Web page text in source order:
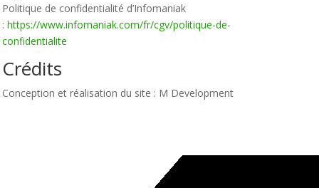
Politique de confidentialité d’Infomaniak
: https://www.infomaniak.com/fr/cgv/politique-de-
confidentialite
Crédits
Conception et réalisation du site : M Development